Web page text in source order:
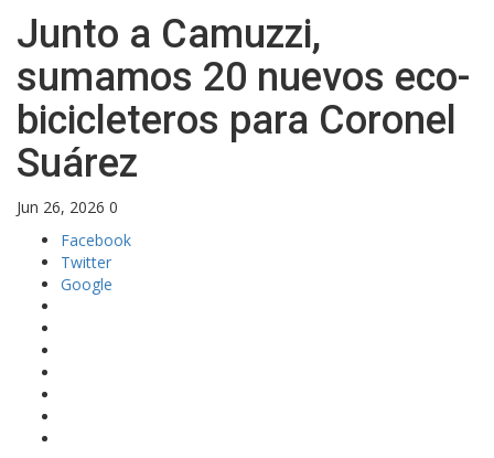
Junto a Camuzzi,
sumamos 20 nuevos eco-
bicicleteros para Coronel
Suárez
Jun 26, 2026 0
Facebook
Twitter
Google